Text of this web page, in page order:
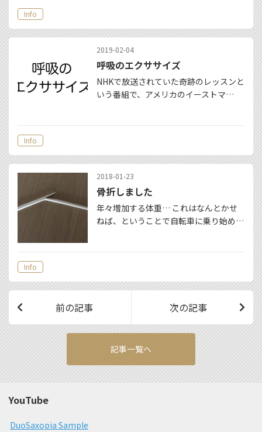
Info
2019-02-04
呼吸のエクササイズ
NHKで放送されていた奇跡のレッスンと
いう番組で、アメリカのイーストマ…
Info
2018-01-23
骨折しました
年々増加する体重… これはなんとかせ
ねば、ということで自転車に乗り始め…
Info
前の記事 次の記事
記事一覧へ
YouTube
DuoSaxopia Sample